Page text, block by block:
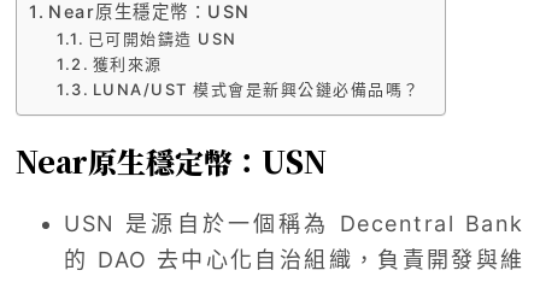
Near原生穩定幣：USN
已可開始鑄造 USN
獲利來源
LUNA/UST 模式會是新興公鏈必備品嗎？
Near原生穩定幣：USN
USN 是源自於一個稱為 Decentral Bank
的 DAO 去中心化自治組織，負責開發與維